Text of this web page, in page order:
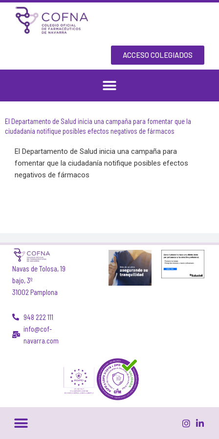
Skip
content
ACCESO COLEGIADOS
El Departamento de Salud inicia una campaña para fomentar que la
ciudadanía notifique posibles efectos negativos de fármacos
El Departamento de Salud inicia una campaña para
fomentar que la ciudadanía notifique posibles efectos
negativos de fármacos
Navas de Tolosa, 19
bajo, 3º
31002 Pamplona
948 222 111
info@cof-
navarra.com